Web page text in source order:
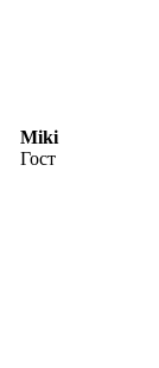
Miki
Гост